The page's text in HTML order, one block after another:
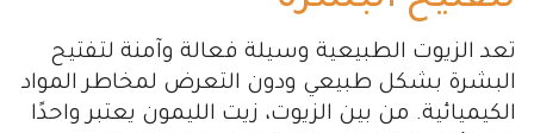
تعد الزيوت الطبيعية وسيلة فعالة وآمنة لتفتيح
البشرة بشكل طبيعي ودون التعرض لمخاطر المواد
الكيميائية. من بين الزيوت، زيت الليمون يعتبر واحدًا